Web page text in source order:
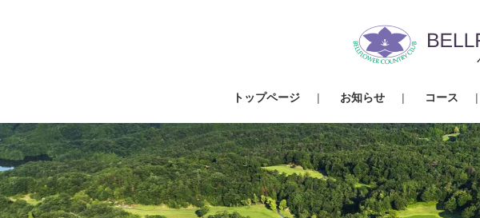
トップページ お知らせ コース